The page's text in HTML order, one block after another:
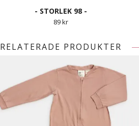
- STORLEK 98 -
89 kr
RELATERADE PRODUKTER